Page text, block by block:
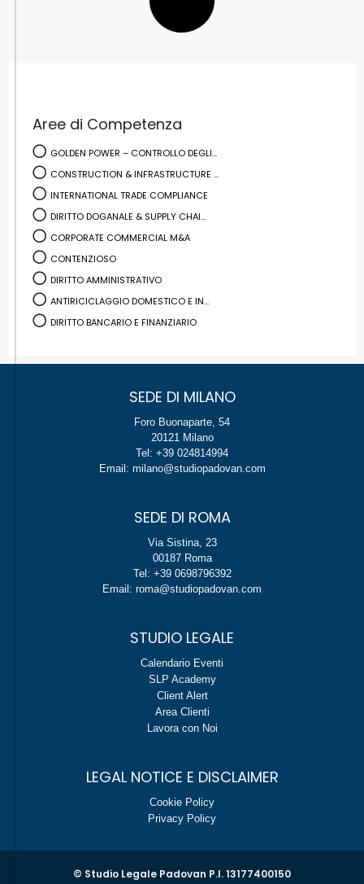
Aree di Competenza
GOLDEN POWER – CONTROLLO DEGLI...
CONSTRUCTION & INFRASTRUCTURE ...
INTERNATIONAL TRADE COMPLIANCE
DIRITTO DOGANALE & SUPPLY CHAI...
CORPORATE COMMERCIAL M&A
CONTENZIOSO
DIRITTO AMMINISTRATIVO
ANTIRICICLAGGIO DOMESTICO E IN...
DIRITTO BANCARIO E FINANZIARIO
SEDE DI MILANO
Foro Buonaparte, 54
20121 Milano
Tel: +39 024814994
Email: milano@studiopadovan.com
SEDE DI ROMA
Via Sistina, 23
00187 Roma
Tel: +39 0698796392
Email: roma@studiopadovan.com
STUDIO LEGALE
Calendario Eventi
SLP Academy
Client Alert
Area Clienti
Lavora con Noi
LEGAL NOTICE E DISCLAIMER
Cookie Policy
Privacy Policy
© Studio Legale Padovan P.I. 13177400150